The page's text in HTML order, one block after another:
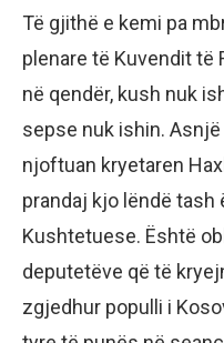
Të gjithë e kemi pa
plenare të Kuvendit të
në qendër, kush nuk
sepse nuk ishin.
njoftuan kryetaren
prandaj kjo lëndë tash
Kushtetuese. Është
deputetëve që të
zgjedhur populli i